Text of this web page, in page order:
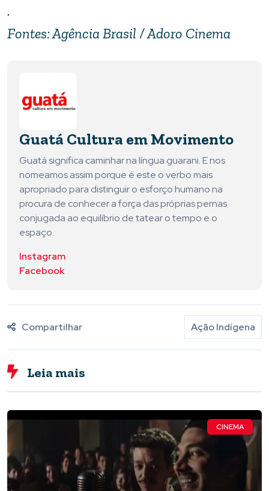
.
Fontes: Agência Brasil / Adoro Cinema
Guatá Cultura em Movimento
Guatá significa caminhar na língua guarani. E nos
nomeamos assim porque é este o verbo mais
apropriado para distinguir o esforço humano na
procura de conhecer a força das próprias pernas
conjugada ao equilíbrio de tatear o tempo e o
espaço.
Instagram
Facebook
Compartilhar Ação Indígena
Leia mais
CINEMA